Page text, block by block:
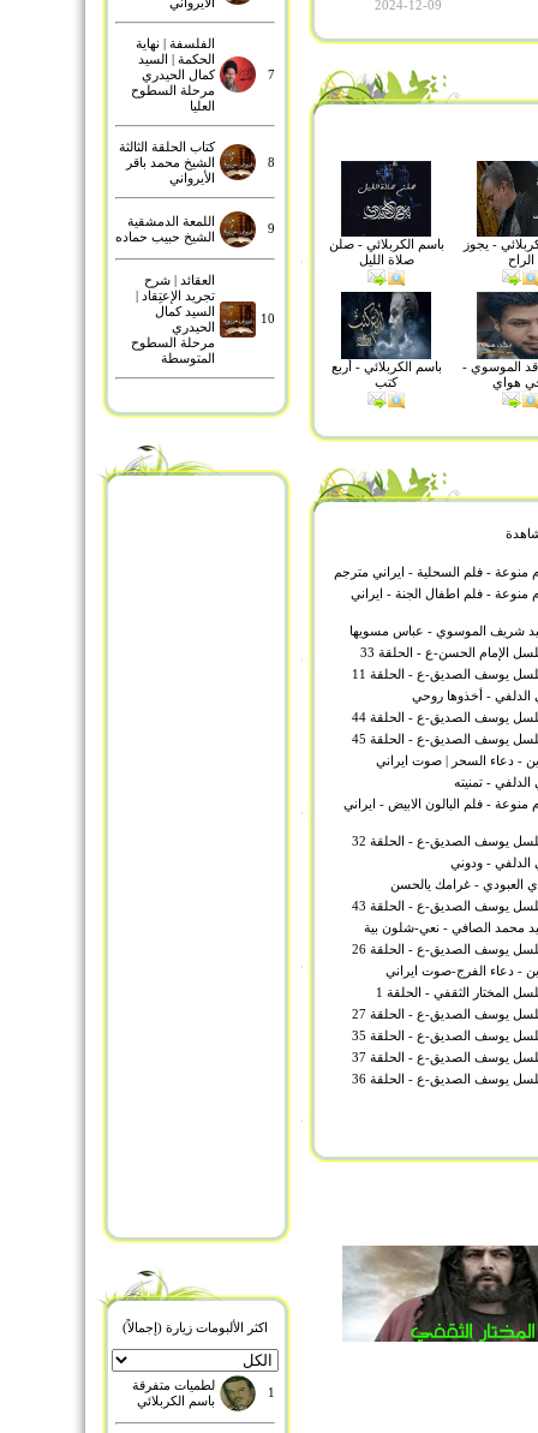
معنى مزدجر
معنى مخمصة
معنى مبلوسون
الأيرواني
7
الفلسفة | نهاية
الحكمة | السيد
كمال الحيدري
مرحلة السطوح
العليا
8
كتاب الحلقة الثالثة
الشيخ محمد باقر
الأيرواني
9
اللمعة الدمشقية
الشيخ حبيب حماده
10
العقائد | شرح
تجريد الإعتِقاد |
السيد كمال
الحيدري
مرحلة السطوح
المتوسطة
اكثر الألبومات زيارة (إجمالاً)
1
لطميات متفرقة
باسم الكربلائي
2024-12-09
- يجوز
الراح
باسم الكربلائي - صلن
صلاة الليل
الموسوي -
هواي
باسم الكربلائي - أربع
كتب
منوعة - فلم السحلية - ايراني مترجم
منوعة - فلم اطفال الجنة - ايراني
شريف الموسوي - عباس مسويها
الإمام الحسن-ع - الحلقة 33
يوسف الصديق-ع - الحلقة 11
- أخذوها روحي
يوسف الصديق-ع - الحلقة 44
يوسف الصديق-ع - الحلقة 45
- دعاء السحر | صوت ايراني
- تمنيته
منوعة - فلم البالون الابيض - ايراني
يوسف الصديق-ع - الحلقة 32
- ودوني
العبودي - غرامك يالحسن
يوسف الصديق-ع - الحلقة 43
محمد الصافي - نعي-شلون بية
يوسف الصديق-ع - الحلقة 26
- دعاء الفرج-صوت ايراني
المختار الثقفي - الحلقة 1
يوسف الصديق-ع - الحلقة 27
يوسف الصديق-ع - الحلقة 35
يوسف الصديق-ع - الحلقة 37
يوسف الصديق-ع - الحلقة 36